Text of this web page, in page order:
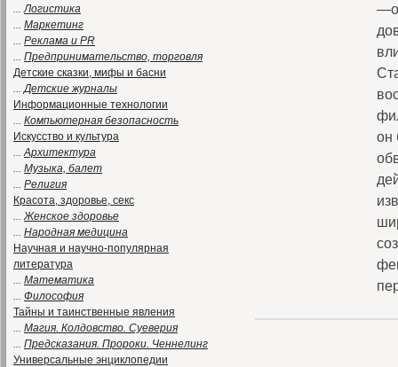
...Логистика
... Маркетинг
... Реклама и PR
... Предпринимательство, торговля
Детские сказки, мифы и басни
...Детские журналы
Информационные технологии
... Компьютерная безопасность
Искусство и культура
...Архитектура
... Музыка, балет
... Религия
Красота, здоровье, секс
...Женское здоровье
... Народная медицина
Научная и научно-популярная
литература
... Математика
... Философия
Тайны и таинственные явления
... Магия. Колдовство. Суеверия
... Предсказания. Пророки. Ченнелинг
Универсальные энциклопедии
он